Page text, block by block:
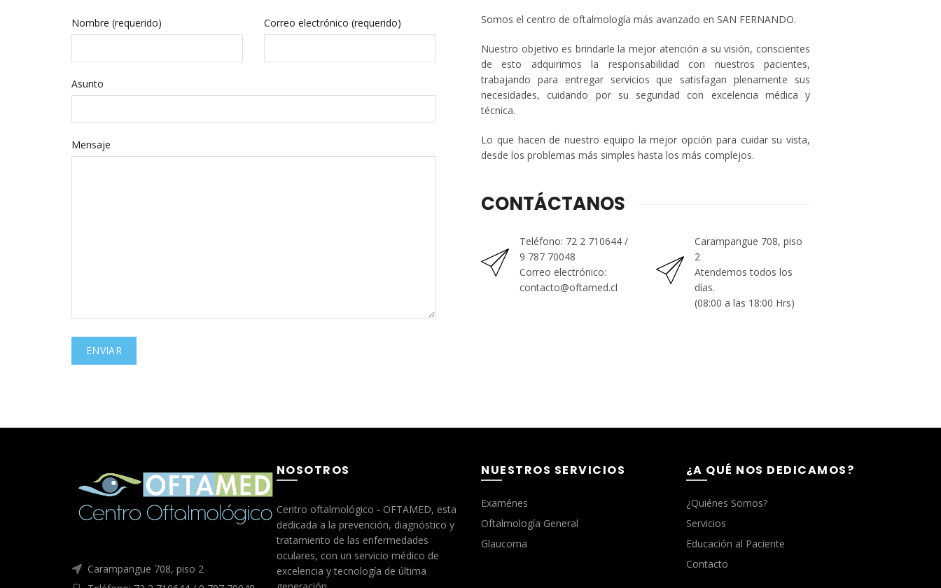
Nombre (requerido) Correo electrónico (requerido)
Asunto
Mensaje
Somos el centro de oftalmología más avanzado en SAN FERNANDO.
Nuestro objetivo es brindarle la mejor atención a su visión, conscientes
de esto adquirimos la responsabilidad con nuestros pacientes,
trabajando para entregar servicios que satisfagan plenamente sus
necesidades, cuidando por su seguridad con excelencia médica y
técnica.
Lo que hacen de nuestro equipo la mejor opción para cuidar su vista,
desde los problemas más simples hasta los más complejos.
CONTÁCTANOS
Teléfono: 72 2 710644 /
9 787 70048
Correo electrónico:
contacto@oftamed.cl
Carampangue 708, piso
2
Atendemos todos los
días.
(08:00 a las 18:00 Hrs)
Carampangue 708, piso 2
NOSOTROS
Centro oftalmológico - OFTAMED, esta
dedicada a la prevención, diagnóstico y
tratamiento de las enfermedades
oculares, con un servicio médico de
excelencia y tecnología de última
NUESTROS SERVICIOS
Examénes
Oftalmología General
Glaucoma
¿A QUÉ NOS DEDICAMOS?
¿Quiénes Somos?
Servicios
Educación al Paciente
Contacto